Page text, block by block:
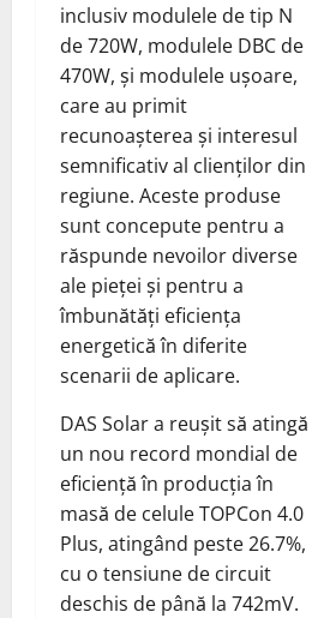
inclusiv modulele de tip N
de 720W, modulele DBC de
470W, și modulele ușoare,
care au primit
recunoașterea și interesul
semnificativ al clienților din
regiune. Aceste produse
sunt concepute pentru a
răspunde nevoilor diverse
ale pieței și pentru a
îmbunătăți eficiența
energetică în diferite
scenarii de aplicare.
DAS Solar a reușit să atingă
un nou record mondial de
eficiență în producția în
masă de celule TOPCon 4.0
Plus, atingând peste 26.7%,
cu o tensiune de circuit
deschis de până la 742mV.